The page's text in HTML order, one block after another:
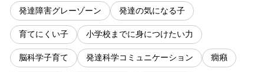
発達障害グレーゾーン 発達の気になる子
育てにくい子 小学校までに身につけたい力
脳科学子育て 発達科学コミュニケーション 癇癪